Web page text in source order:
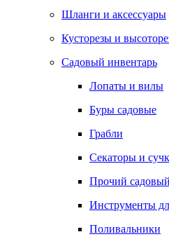
Шланги и аксессуары
Кусторезы и
Садовый инвентарь
Лопаты и вилы
Буры садовые
Грабли
Секаторы и
Прочий
Инструменты
Поливальники